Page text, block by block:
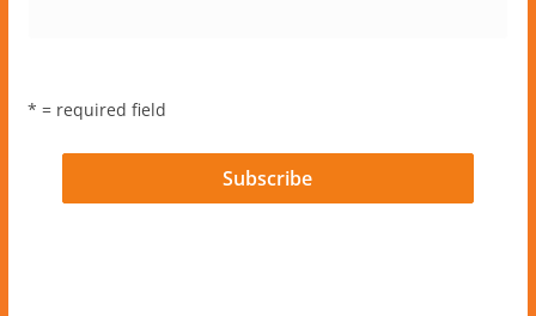
* = required field